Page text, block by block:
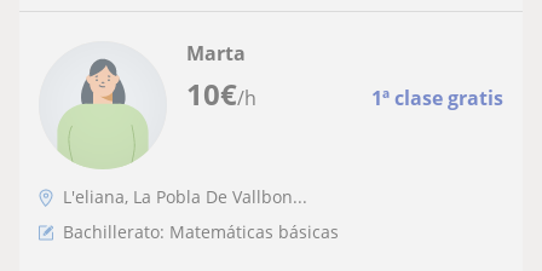
10€/h 1ª clase gratis
Marta
L'eliana, La Pobla De Vallbon...
Bachillerato: Matemáticas básicas